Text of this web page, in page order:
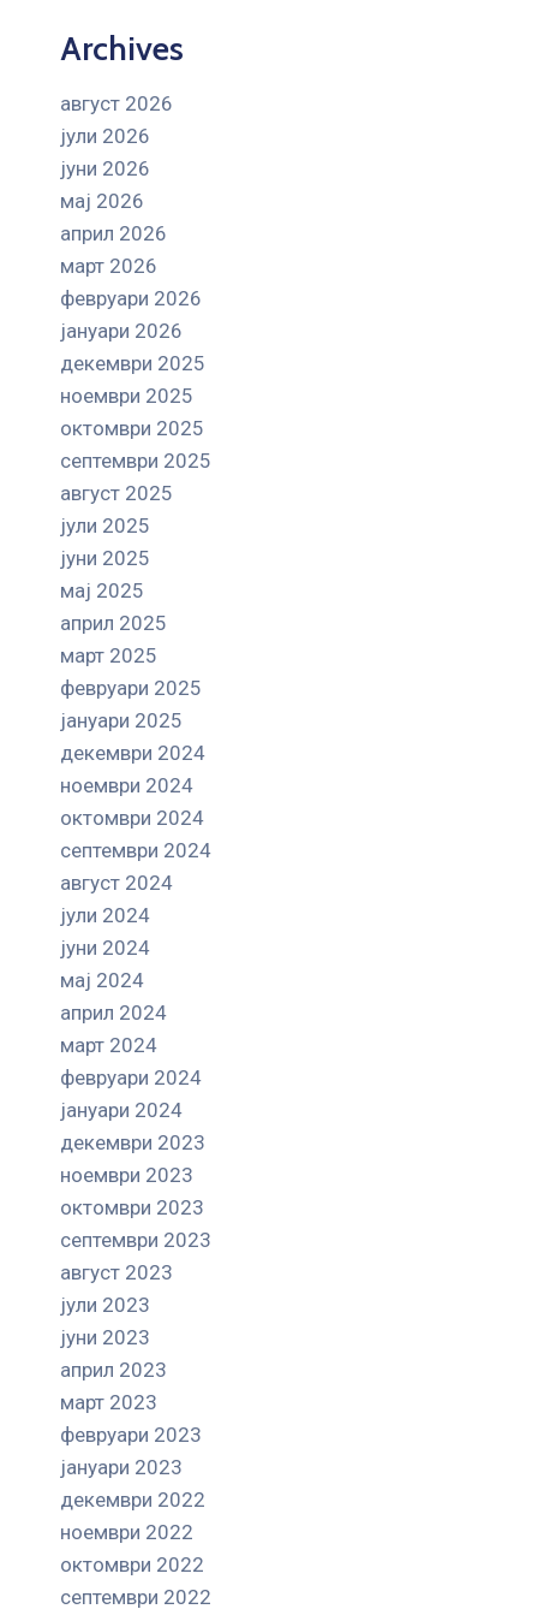
Archives
август 2026
јули 2026
јуни 2026
мај 2026
април 2026
март 2026
февруари 2026
јануари 2026
декември 2025
ноември 2025
октомври 2025
септември 2025
август 2025
јули 2025
јуни 2025
мај 2025
април 2025
март 2025
февруари 2025
јануари 2025
декември 2024
ноември 2024
октомври 2024
септември 2024
август 2024
јули 2024
јуни 2024
мај 2024
април 2024
март 2024
февруари 2024
јануари 2024
декември 2023
ноември 2023
октомври 2023
септември 2023
август 2023
јули 2023
јуни 2023
април 2023
март 2023
февруари 2023
јануари 2023
декември 2022
ноември 2022
октомври 2022
септември 2022